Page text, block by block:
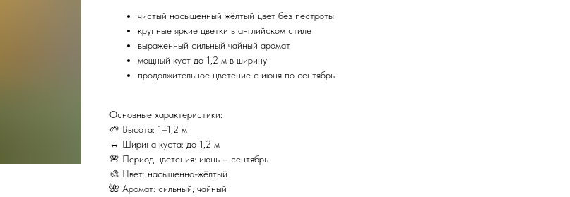
чистый насыщенный жёлтый цвет без пестроты
крупные яркие цветки в английском стиле
выраженный сильный чайный аромат
мощный куст до 1,2 м в ширину
продолжительное цветение с июня по сентябрь
Основные характеристики:
🌱 Высота: 1–1,2 м
↔️ Ширина куста: до 1,2 м
🌸 Период цветения: июнь – сентябрь
🎨 Цвет: насыщенно-жёлтый
🌺 Аромат: сильный, чайный